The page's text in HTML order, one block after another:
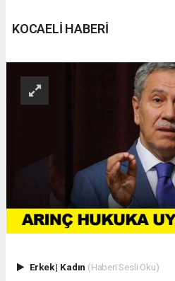
KOCAELİ HABERİ
Erkek| Kadın (Haberi Sesli Oku)